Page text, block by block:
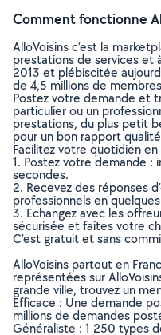
Comment fonctionne
AlloVoisins c’est la
prestations de services et
2013 et plébiscitée
de 4,5 millions de
Postez votre demande et
particulier ou un
prestations, du plus petit
pour un bon rapport
Facilitez votre quotidien
1. Postez votre demande :
secondes.
2. Recevez des réponses
professionnels en
3. Echangez avec les
sécurisée et faites votre
C’est gratuit et sans
AlloVoisins partout en
représentées sur
grande ville, trouvez un
Efficace : Une demande
millions de demandes
Généraliste : 1 250 types